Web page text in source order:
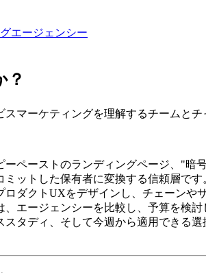
エージェンシー
？
スマーケティングを理解するチームとチ
ーペーストのランディングページ、"暗
ミットした保有者に変換する信頼層で
ロダクトUXをデザインし、チェーンや
、エージェンシーを比較し、予算を検
スタディ、そして今週から適用できる